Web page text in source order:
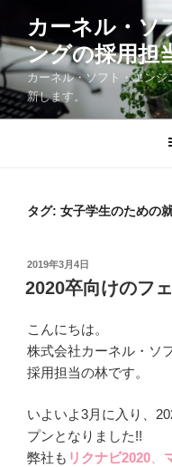
テ
ン
ツ
へ
カーネル・ソ
ングの採用担
カーネル・ソフト・エン
新します。
タグ: 女子学生のための
投
稿
日:
2019年3月4日
2020卒向けのフ
こんにちは。
株式会社カーネル・ソ
採用担当の林です。
いよいよ3月に入り、
プンとなりました!!
弊社も リクナビ2020